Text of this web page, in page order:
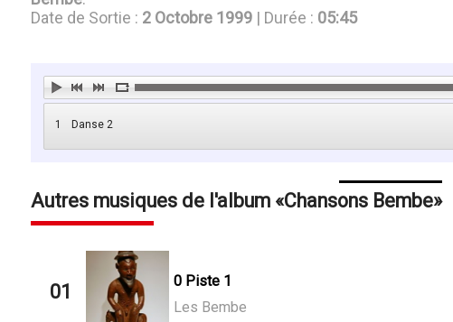
Date de Sortie : 2 Octobre 1999| Durée : 05:45
1 Danse 2
Autres musiques de l'album Chansons Bembe
01
0 Piste 1
Les Bembe